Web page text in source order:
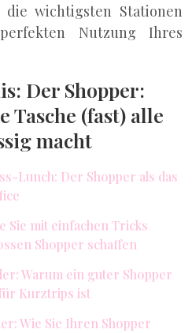
wichtigsten Stationen
Nutzung Ihres
Der Shopper:
Tasche (fast) alle
macht
Lunch: Der Shopper als das
Sie mit einfachen Tricks
Shopper schaffen
Warum ein guter Shopper
Kurztrips ist
Wie Sie Ihren Shopper